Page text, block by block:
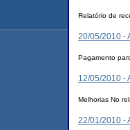
Relatório de
20/05/2010 -
Pagamento
12/05/2010 -
Melhorias No
22/01/2010 -